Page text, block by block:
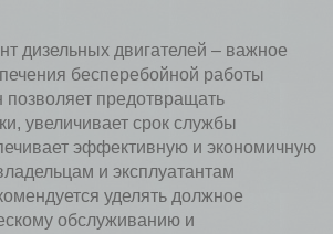
дизельных двигателей – важное
бесперебойной работы
предотвращать
увеличивает срок службы
эффективную и экономичную
и эксплуатантам
уделять должное
обслуживанию и